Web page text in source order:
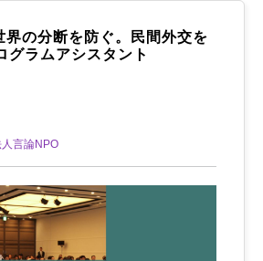
界の分断を防ぐ。民間外交を
グラムアシスタント
言論NPO